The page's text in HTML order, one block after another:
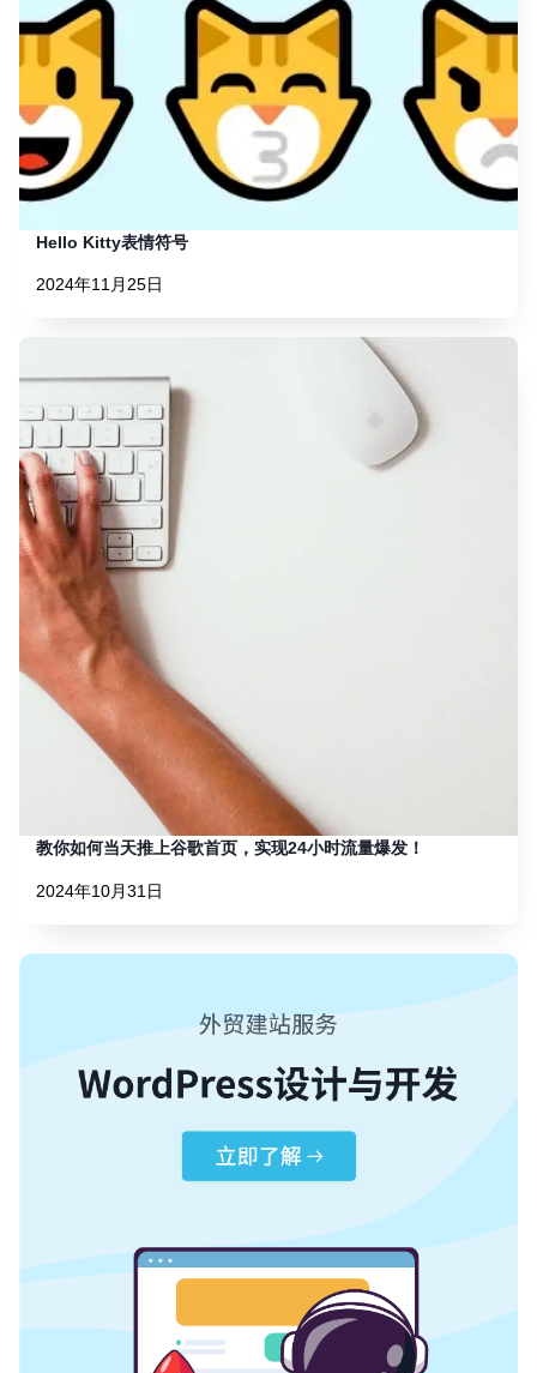
Hello Kitty表情符号
2024年11月25日
教你如何当天推上谷歌首页，实现24小时流量爆发！
2024年10月31日